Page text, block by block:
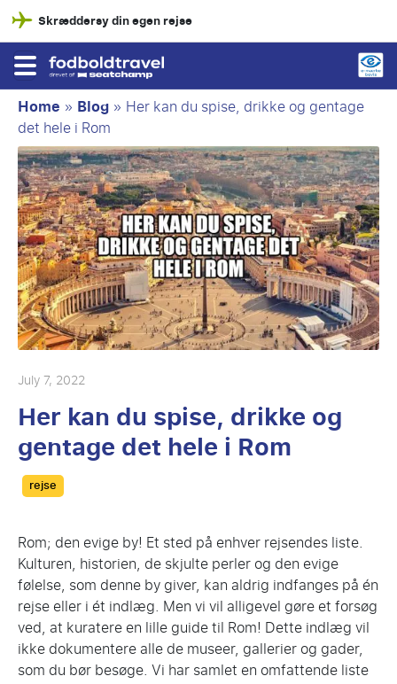
Skræddersy din egen rejse
Home » Blog » Her kan du spise, drikke og gentage
det hele i Rom
July 7, 2022
Her kan du spise, drikke og
gentage det hele i Rom
Categories
rejse
Rom; den evige by! Et sted på enhver rejsendes liste.
Kulturen, historien, de skjulte perler og den evige
følelse, som denne by giver, kan aldrig indfanges på én
rejse eller i ét indlæg. Men vi vil alligevel gøre et forsøg
ved, at kuratere en lille guide til Rom! Dette indlæg vil
ikke dokumentere alle de museer, gallerier og gader,
som du bør besøge. Vi har samlet en omfattende liste